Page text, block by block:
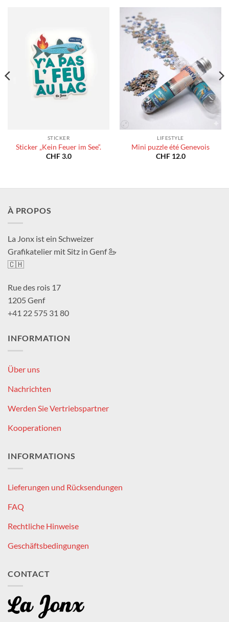
STICKER
Sticker „Kein Feuer im See“.
CHF3.0
LIFESTYLE
Mini puzzle été Genevois
CHF12.0
À PROPOS
La Jonx ist ein Schweizer
Grafikatelier mit Sitz in Genf 🦢
🇨🇭
Rue des rois 17
1205 Genf
+41 22 575 31 80
INFORMATION
Über uns
Nachrichten
Werden Sie Vertriebspartner
Kooperationen
INFORMATIONS
Lieferungen und Rücksendungen
FAQ
Rechtliche Hinweise
Geschäftsbedingungen
CONTACT